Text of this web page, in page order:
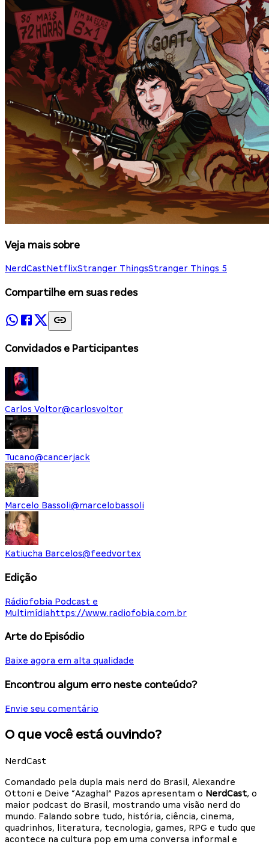
Veja mais sobre
NerdCastNetflixStranger ThingsStranger Things 5
Compartilhe em suas redes
Convidados e Participantes
Carlos Voltor@carlosvoltor
Tucano@cancerjack
Marcelo Bassoli@marcelobassoli
Katiucha Barcelos@feedvortex
Edição
Rádiofobia Podcast e
Multimídia https://www.radiofobia.com.br
Arte do Episódio
Baixe agora em alta qualidade
Encontrou algum erro neste conteúdo?
Envie seu comentário
O que você está ouvindo?
NerdCast
Comandado pela dupla mais nerd do Brasil, Alexandre
Ottoni e Deive “Azaghal” Pazos apresentam o NerdCast, o
maior podcast do Brasil, mostrando uma visão nerd do
mundo. Falando sobre tudo, história, ciência, cinema,
quadrinhos, literatura, tecnologia, games, RPG e tudo que
acontece na cultura pop em uma conversa informal e